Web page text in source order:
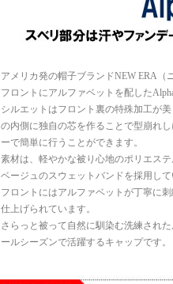
アメリカ発の帽子ブランドNEW ERA（
フロントにアルファベットを配した
シルエットはフロント裏の特殊加工が
の内側に独自の芯を作ることで型崩れ
ーで簡単に行うことができます。
素材は、軽やかな被り心地のポリエス
ベージュのスウェットバンドを採用して
フロントにはアルファベットが丁寧に
仕上げられています。
さらっと被って自然に馴染む洗練され
ールシーズンで活躍するキャップです。